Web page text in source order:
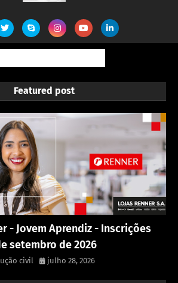
Featured post
- Jovem Aprendiz - Inscrições
setembro de 2026
civil julho 28, 2026